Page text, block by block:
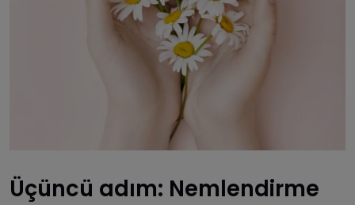
Üçüncü adım: Nemlendirme